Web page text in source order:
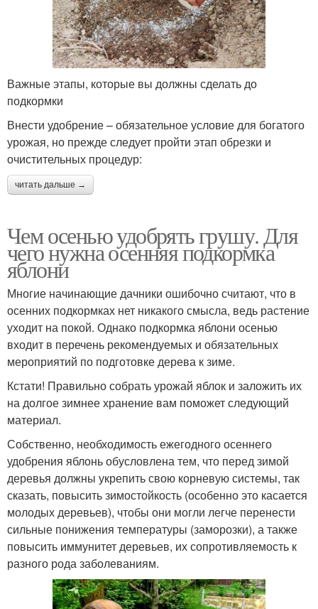
Важные этапы, которые вы должны сделать до
подкормки
Внести удобрение – обязательное условие для богатого
урожая, но прежде следует пройти этап обрезки и
очистительных процедур:
читать дальше →
Чем осенью удобрять грушу. Для
чего нужна осенняя подкормка
яблони
Многие начинающие дачники ошибочно считают, что в
осенних подкормках нет никакого смысла, ведь растение
уходит на покой. Однако подкормка яблони осенью
входит в перечень рекомендуемых и обязательных
мероприятий по подготовке дерева к зиме.
Кстати! Правильно собрать урожай яблок и заложить их
на долгое зимнее хранение вам поможет следующий
материал.
Собственно, необходимость ежегодного осеннего
удобрения яблонь обусловлена тем, что перед зимой
деревья должны укрепить свою корневую системы, так
сказать, повысить зимостойкость (особенно это касается
молодых деревьев), чтобы они могли легче перенести
сильные понижения температуры (заморозки), а также
повысить иммунитет деревьев, их сопротивляемость к
разного рода заболеваниям.